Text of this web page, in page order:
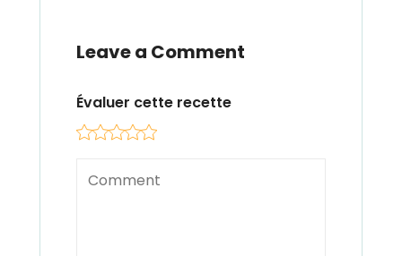
Leave a Comment
Évaluer cette recette